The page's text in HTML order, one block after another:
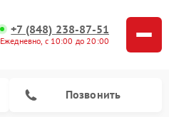
+7 (848) 238-87-51
Ежедневно, с 10:00 до 20:00
Позвонить